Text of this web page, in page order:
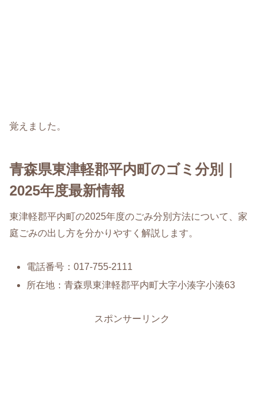
覚えました。
青森県東津軽郡平内町のゴミ分別｜
2025年度最新情報
東津軽郡平内町の2025年度のごみ分別方法について、家
庭ごみの出し方を分かりやすく解説します。
電話番号：017-755-2111
所在地：青森県東津軽郡平内町大字小湊字小湊63
スポンサーリンク